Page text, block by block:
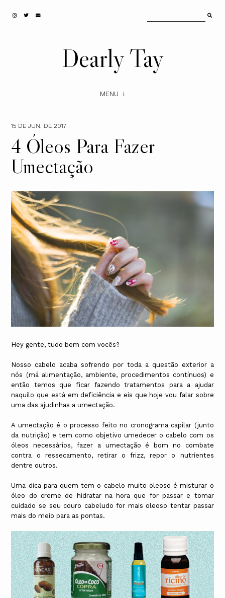
Dearly Tay
MENU
15 DE JUN. DE 2017
4 Óleos Para Fazer
Umectação
Hey gente, tudo bem com vocês?
Nosso cabelo acaba sofrendo por toda a questão exterior a
nós (má alimentação, ambiente, procedimentos contínuos) e
então temos que ficar fazendo tratamentos para a ajudar
naquilo que está em deficiência e eis que hoje vou falar sobre
uma das ajudinhas a umectação.
A umectação é o processo feito no cronograma capilar (junto
da nutrição) e tem como objetivo umedecer o cabelo com os
óleos necessários, fazer a umectação é bom no combate
contra o ressecamento, retirar o frizz, repor o nutrientes
dentre outros.
Uma dica para quem tem o cabelo muito oleoso é misturar o
óleo do creme de hidratar na hora que for passar e tomar
cuidado se seu couro cabeludo for mais oleoso tentar passar
mais do meio para as pontas.